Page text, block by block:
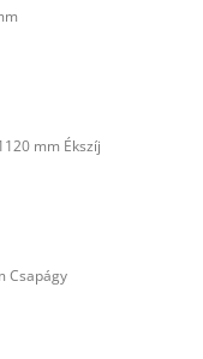
mm Ékszíj
Csapágy